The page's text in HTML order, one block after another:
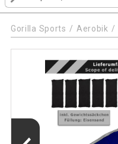
Gorilla Sports Aerobik